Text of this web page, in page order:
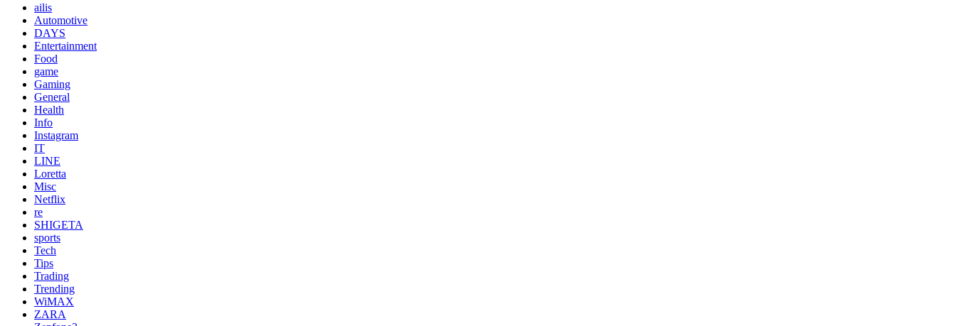
ailis
Automotive
DAYS
Entertainment
Food
game
Gaming
General
Health
Info
Instagram
IT
LINE
Loretta
Misc
Netflix
re
SHIGETA
sports
Tech
Tips
Trading
Trending
WiMAX
ZARA